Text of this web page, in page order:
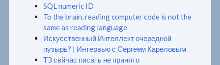
SQL numeric ID
To the brain, reading computer code is not the
same as reading language
Искусственный Интеллект очередной
пузырь? | Интервью с Сергеем Кареловым
ТЗ сейчас писать не принято